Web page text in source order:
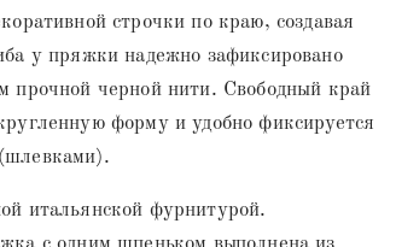
строчки по краю, создавая
у пряжки надежно зафиксировано
прочной черной нити. Свободный край
форму и удобно фиксируется
итальянской фурнитурой.